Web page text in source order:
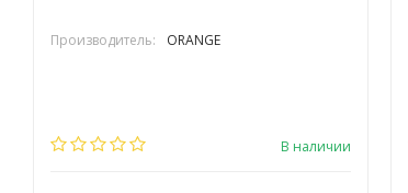
Производитель: ORANGE
В наличии